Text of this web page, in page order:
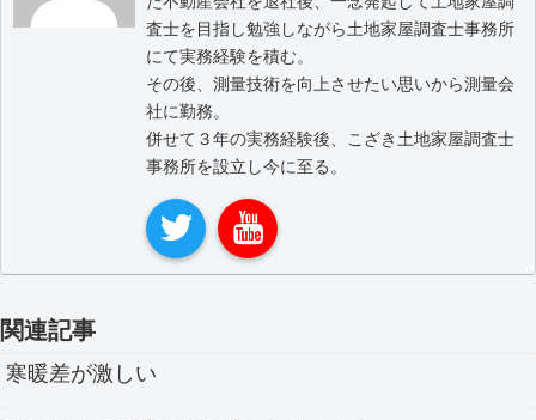
査士を目指し勉強しながら土地家屋調査士事務所
にて実務経験を積む。
その後、測量技術を向上させたい思いから測量会
社に勤務。
併せて３年の実務経験後、こざき土地家屋調査士
事務所を設立し今に至る。
関連記事
寒暖差が激しい